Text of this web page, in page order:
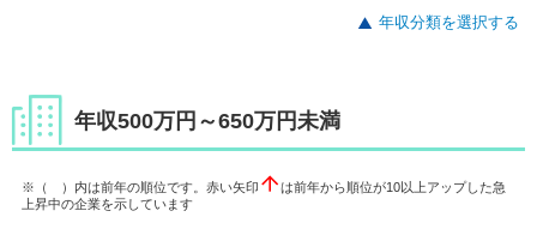
年収分類を選択する
年収500万円～650万円未満
※（ ）内は前年の順位です。赤い矢印
は前年から順位が10以上アップした急
上昇中の企業を示しています